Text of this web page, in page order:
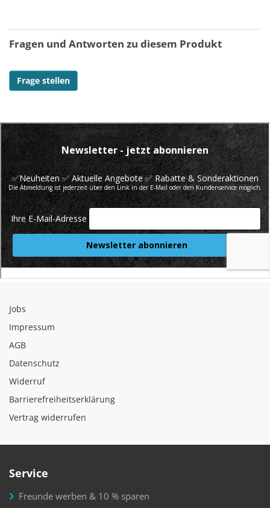
Fragen und Antworten zu diesem Produkt
Frage stellen
Jobs
Impressum
AGB
Datenschutz
Widerruf
Barrierefreiheitserklärung
Vertrag widerrufen
Service
Freunde werben & 10 % sparen